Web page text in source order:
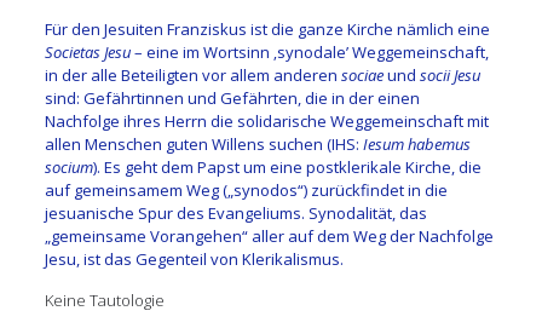
Für den Jesuiten Franziskus ist die ganze Kirche nämlich eine
Societas Jesu– eine im Wortsinn ‚synodale’ Weggemeinschaft,
in der alle Beteiligten vor allem anderen sociaeund socii Jesu
sind: Gefährtinnen und Gefährten, die in der einen
Nachfolge ihres Herrn die solidarische Weggemeinschaft mit
allen Menschen guten Willens suchen (IHS: Iesum habemus
socium). Es geht dem Papst um eine postklerikale Kirche, die
auf gemeinsamem Weg („synodos“) zurückfindet in die
jesuanische Spur des Evangeliums. Synodalität, das
„gemeinsame Vorangehen“ aller auf dem Weg der Nachfolge
Jesu, ist das Gegenteil von Klerikalismus.
Keine Tautologie